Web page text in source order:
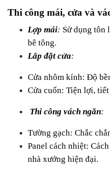
Thi công mái, cửa và
Lợp mái: Sử dụng tôn
bê tông.
Lắp đặt cửa:
Cửa nhôm kính: Độ
Cửa cuốn: Tiện lợi,
Thi công vách ngăn:
Tường gạch: Chắc
Panel cách nhiệt:
nhà xưởng hiện đại.